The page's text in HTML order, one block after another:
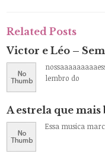
Related Posts
Victor e Léo –
lembro do
A estrela que
Essa musica